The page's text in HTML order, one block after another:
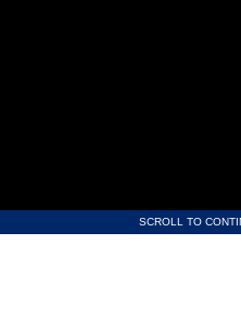
SCROLL TO